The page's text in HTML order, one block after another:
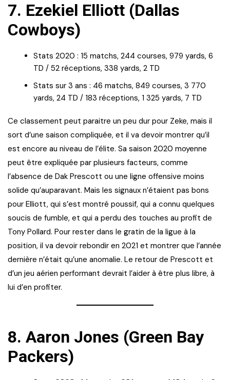
7. Ezekiel Elliott (Dallas
Cowboys)
Stats 2020 : 15 matchs, 244 courses, 979 yards, 6
TD / 52 réceptions, 338 yards, 2 TD
Stats sur 3 ans : 46 matchs, 849 courses, 3 770
yards, 24 TD / 183 réceptions, 1 325 yards, 7 TD
Ce classement peut paraitre un peu dur pour Zeke, mais il
sort d’une saison compliquée, et il va devoir montrer qu’il
est encore au niveau de l’élite. Sa saison 2020 moyenne
peut être expliquée par plusieurs facteurs, comme
l’absence de Dak Prescott ou une ligne offensive moins
solide qu’auparavant. Mais les signaux n’étaient pas bons
pour Elliott, qui s’est montré poussif, qui a connu quelques
soucis de fumble, et qui a perdu des touches au profit de
Tony Pollard. Pour rester dans le gratin de la ligue à la
position, il va devoir rebondir en 2021 et montrer que l’année
dernière n’était qu’une anomalie. Le retour de Prescott et
d’un jeu aérien performant devrait l’aider à être plus libre, à
lui d’en profiter.
8. Aaron Jones (Green Bay
Packers)